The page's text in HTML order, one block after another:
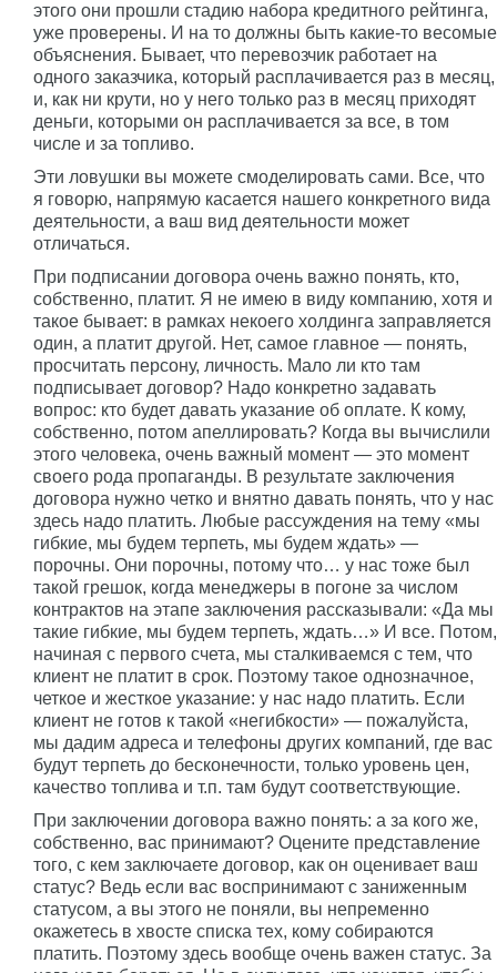
этого они прошли стадию набора кредитного рейтинга,
уже проверены. И на то должны быть какие-то весомые
объяснения. Бывает, что перевозчик работает на
одного заказчика, который расплачивается раз в месяц,
и, как ни крути, но у него только раз в месяц приходят
деньги, которыми он расплачивается за все, в том
числе и за топливо.
Эти ловушки вы можете смоделировать сами. Все, что
я говорю, напрямую касается нашего конкретного вида
деятельности, а ваш вид деятельности может
отличаться.
При подписании договора очень важно понять, кто,
собственно, платит. Я не имею в виду компанию, хотя и
такое бывает: в рамках некоего холдинга заправляется
один, а платит другой. Нет, самое главное — понять,
просчитать персону, личность. Мало ли кто там
подписывает договор? Надо конкретно задавать
вопрос: кто будет давать указание об оплате. К кому,
собственно, потом апеллировать? Когда вы вычислили
этого человека, очень важный момент — это момент
своего рода пропаганды. В результате заключения
договора нужно четко и внятно давать понять, что у нас
здесь надо платить. Любые рассуждения на тему «мы
гибкие, мы будем терпеть, мы будем ждать» —
порочны. Они порочны, потому что… у нас тоже был
такой грешок, когда менеджеры в погоне за числом
контрактов на этапе заключения рассказывали: «Да мы
такие гибкие, мы будем терпеть, ждать…» И все. Потом,
начиная с первого счета, мы сталкиваемся с тем, что
клиент не платит в срок. Поэтому такое однозначное,
четкое и жесткое указание: у нас надо платить. Если
клиент не готов к такой «негибкости» — пожалуйста,
мы дадим адреса и телефоны других компаний, где вас
будут терпеть до бесконечности, только уровень цен,
качество топлива и т.п. там будут соответствующие.
При заключении договора важно понять: а за кого же,
собственно, вас принимают? Оцените представление
того, с кем заключаете договор, как он оценивает ваш
статус? Ведь если вас воспринимают с заниженным
статусом, а вы этого не поняли, вы непременно
окажетесь в хвосте списка тех, кому собираются
платить. Поэтому здесь вообще очень важен статус. За